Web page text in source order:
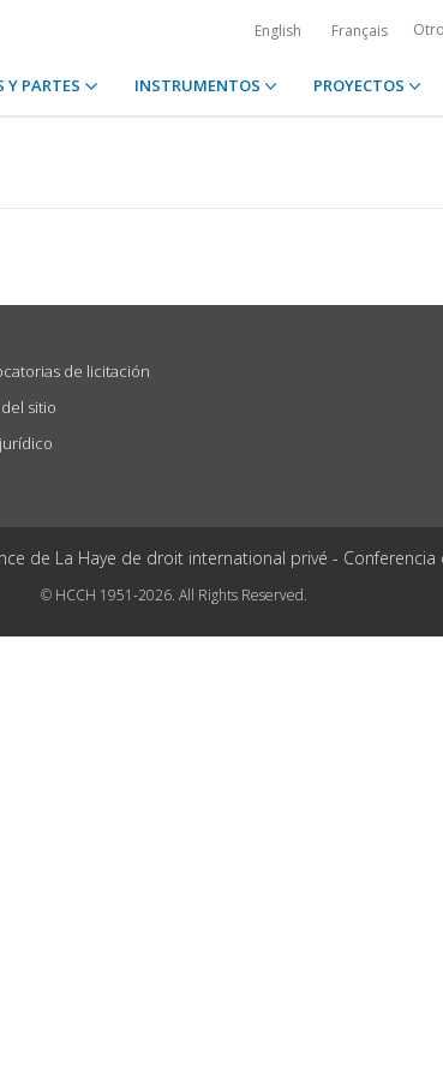
English Français
Y PARTES INSTRUMENTOS PROYECTOS
de licitación
sitio
de La Haye de droit international privé -
© HCCH 1951-2026. All Rights Reserved.